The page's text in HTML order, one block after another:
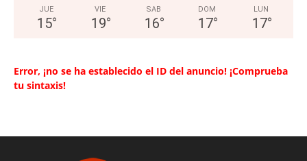
JUE
15°
VIE
19°
SAB
16°
DOM
17°
LUN
17°
Error, ¡no se ha establecido el ID del anuncio! ¡Comprueba
tu sintaxis!